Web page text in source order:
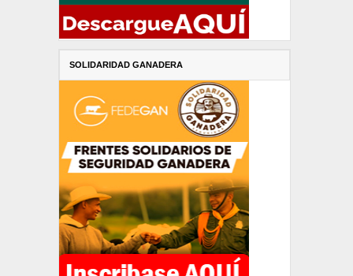
SOLIDARIDAD GANADERA